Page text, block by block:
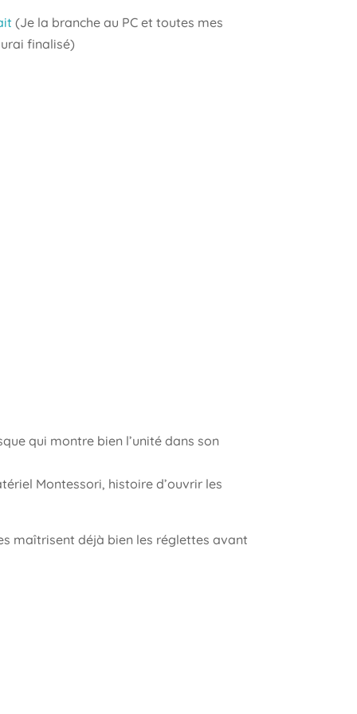
(Je la branche au PC et toutes mes
finalisé)
qui montre bien l’unité dans son
Montessori, histoire d’ouvrir les
maîtrisent déjà bien les réglettes avant